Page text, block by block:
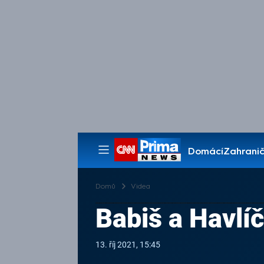
Domácí
Pořady
Domů Videa
Babiš a
13. říj 2021, 15:45